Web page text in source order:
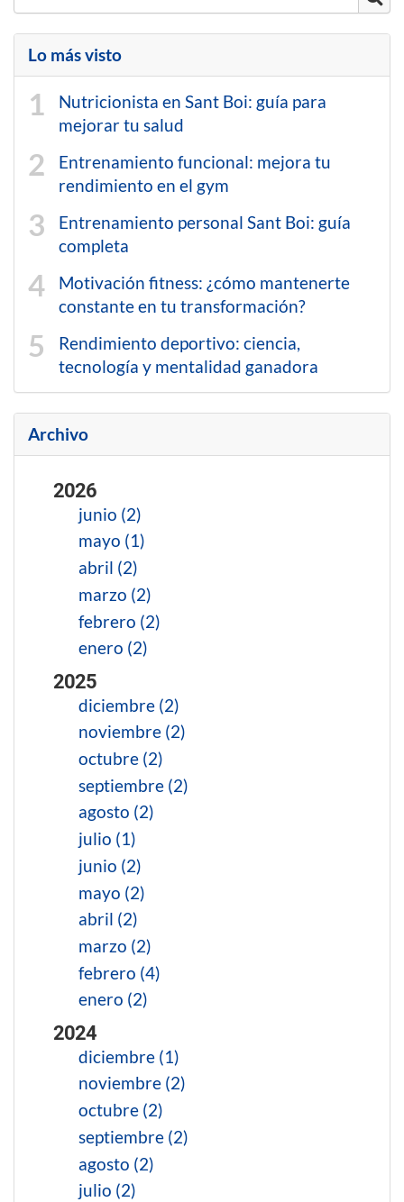
Lo más visto
Nutricionista en Sant Boi: guía para
mejorar tu salud
Entrenamiento funcional: mejora tu
rendimiento en el gym
Entrenamiento personal Sant Boi: guía
completa
Motivación fitness: ¿cómo mantenerte
constante en tu transformación?
Rendimiento deportivo: ciencia,
tecnología y mentalidad ganadora
Archivo
2026
junio (2)
mayo (1)
abril (2)
marzo (2)
febrero (2)
enero (2)
2025
diciembre (2)
noviembre (2)
octubre (2)
septiembre (2)
agosto (2)
julio (1)
junio (2)
mayo (2)
abril (2)
marzo (2)
febrero (4)
enero (2)
2024
diciembre (1)
noviembre (2)
octubre (2)
septiembre (2)
agosto (2)
julio (2)